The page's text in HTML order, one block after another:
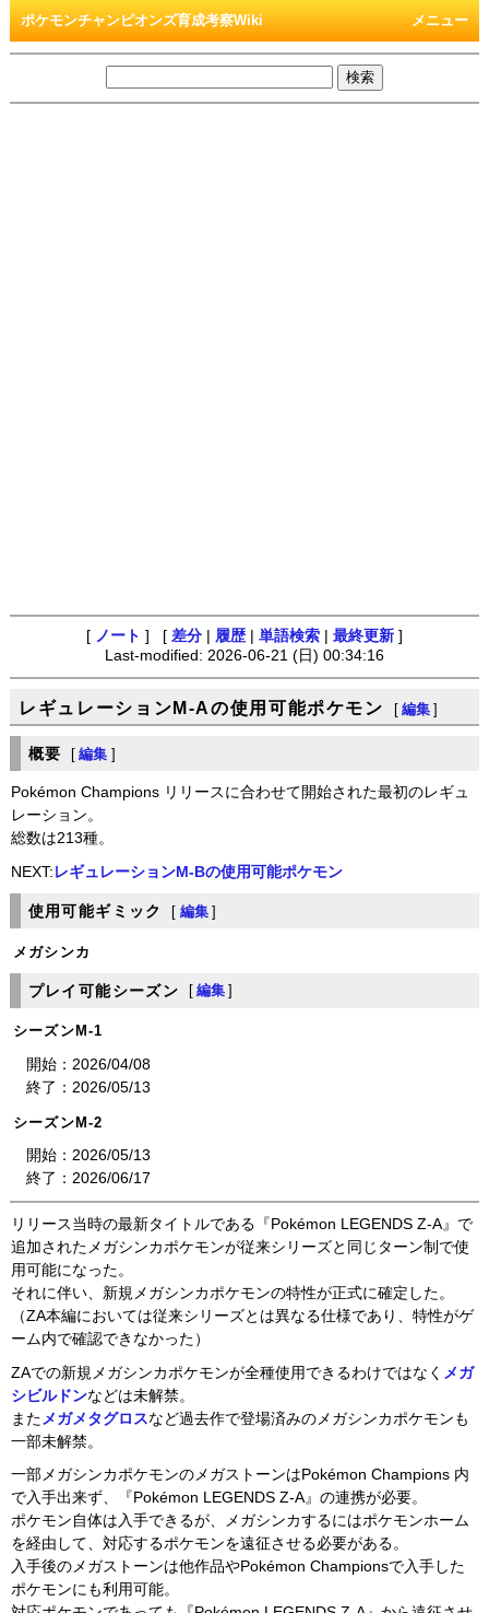
メニュー
ポケモンチャンピオンズ育成考察Wiki
[ ノート ] [ 差分 履歴 単語検索 最終更新 ]
Last-modified: 2026-06-21 (日) 00:34:16
レギュレーションM-Aの使用可能ポケモン [ 編集 ]
概要 [ 編集 ]
Pokémon Champions リリースに合わせて開始された最初のレギュ
レーション。
総数は213種。
NEXT: レギュレーションM-Bの使用可能ポケモン
使用可能ギミック [ 編集 ]
メガシンカ
プレイ可能シーズン [ 編集 ]
シーズンM-1
開始：2026/04/08
終了：2026/05/13
シーズンM-2
開始：2026/05/13
終了：2026/06/17
リリース当時の最新タイトルである『Pokémon LEGENDS Z-A』で
追加されたメガシンカポケモンが従来シリーズと同じターン制で使
用可能になった。
それに伴い、新規メガシンカポケモンの特性が正式に確定した。
（ZA本編においては従来シリーズとは異なる仕様であり、特性がゲ
ーム内で確認できなかった）
ZAでの新規メガシンカポケモンが全種使用できるわけではなく メガ
シビルドンなどは未解禁。
また メガメタグロスなど過去作で登場済みのメガシンカポケモンも
一部未解禁。
一部メガシンカポケモンのメガストーンはPokémon Champions 内
で入手出来ず、『Pokémon LEGENDS Z-A』の連携が必要。
ポケモン自体は入手できるが、メガシンカするにはポケモンホーム
を経由して、対応するポケモンを遠征させる必要がある。
入手後のメガストーンは他作品やPokémon Championsで入手した
ポケモンにも利用可能。